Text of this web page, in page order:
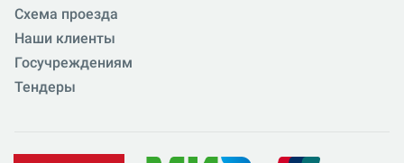
Схема проезда
Наши клиенты
Госучреждениям
Тендеры